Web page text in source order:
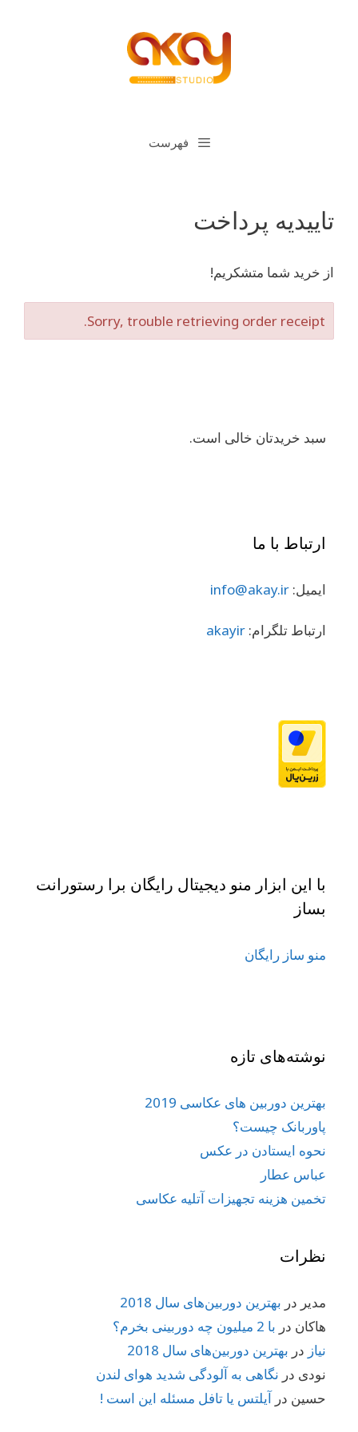
فهرست
تاییدیه پرداخت
از خرید شما متشکریم!
Sorry, trouble retrieving order receipt.
سبد خریدتان خالی است.
ارتباط با ما
ایمیل: info@akay.ir
ارتباط تلگرام: akayir
با این ابزار منو دیجیتال رایگان برا رستورانت
بساز
منو ساز رایگان
نوشته‌های تازه
بهترین دوربین های عکاسی 2019
پاوربانک چیست؟
نحوه ایستادن در عکس
عباس عطار
تخمین هزینه تجهیزات آتلیه عکاسی
نظرات
مدیر در بهترین دوربین‌های سال 2018
هاکان در با 2 میلیون چه دوربینی بخرم؟
نیاز در بهترین دوربین‌های سال 2018
نودی در نگاهی به آلودگی شدید هوای لندن
حسین در آیلتس یا تافل مسئله این است !